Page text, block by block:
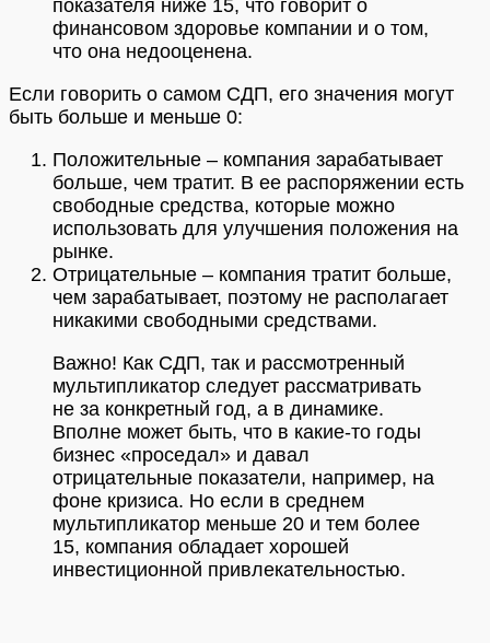
показателя ниже 15, что говорит о
финансовом здоровье компании и о том,
что она недооценена.
Если говорить о самом СДП, его значения могут
быть больше и меньше 0:
Положительные – компания зарабатывает
больше, чем тратит. В ее распоряжении есть
свободные средства, которые можно
использовать для улучшения положения на
рынке.
Отрицательные – компания тратит больше,
чем зарабатывает, поэтому не располагает
никакими свободными средствами.
Важно! Как СДП, так и рассмотренный
мультипликатор следует рассматривать
не за конкретный год, а в динамике.
Вполне может быть, что в какие-то годы
бизнес «проседал» и давал
отрицательные показатели, например, на
фоне кризиса. Но если в среднем
мультипликатор меньше 20 и тем более
15, компания обладает хорошей
инвестиционной привлекательностью.